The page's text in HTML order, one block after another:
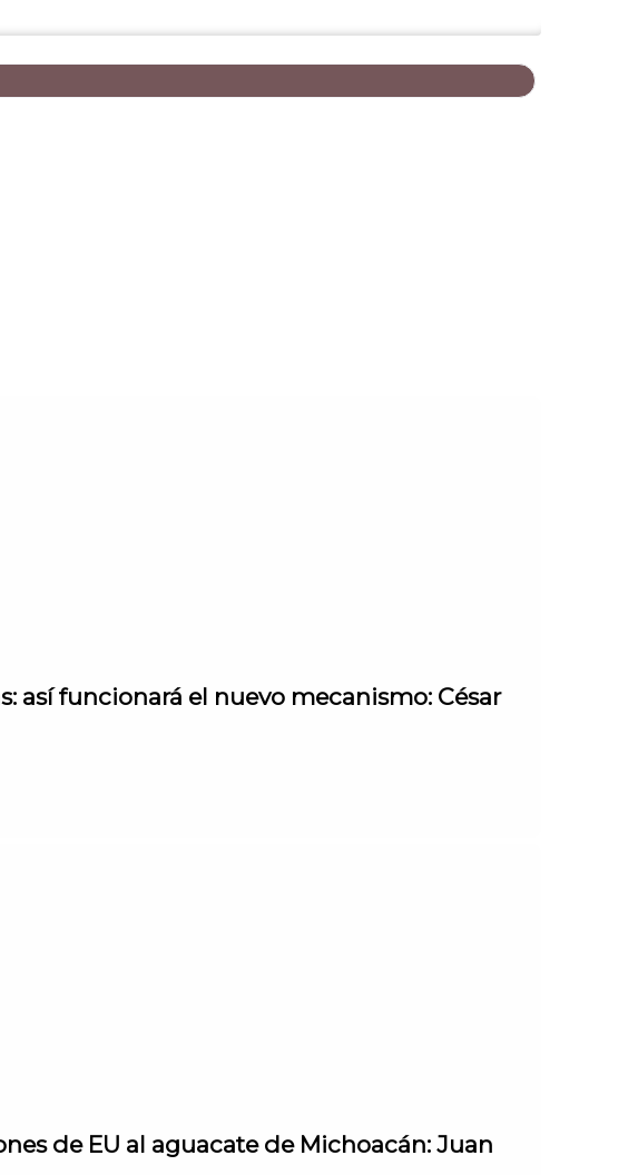
así funcionará el nuevo mecanismo: César
de EU al aguacate de Michoacán: Juan